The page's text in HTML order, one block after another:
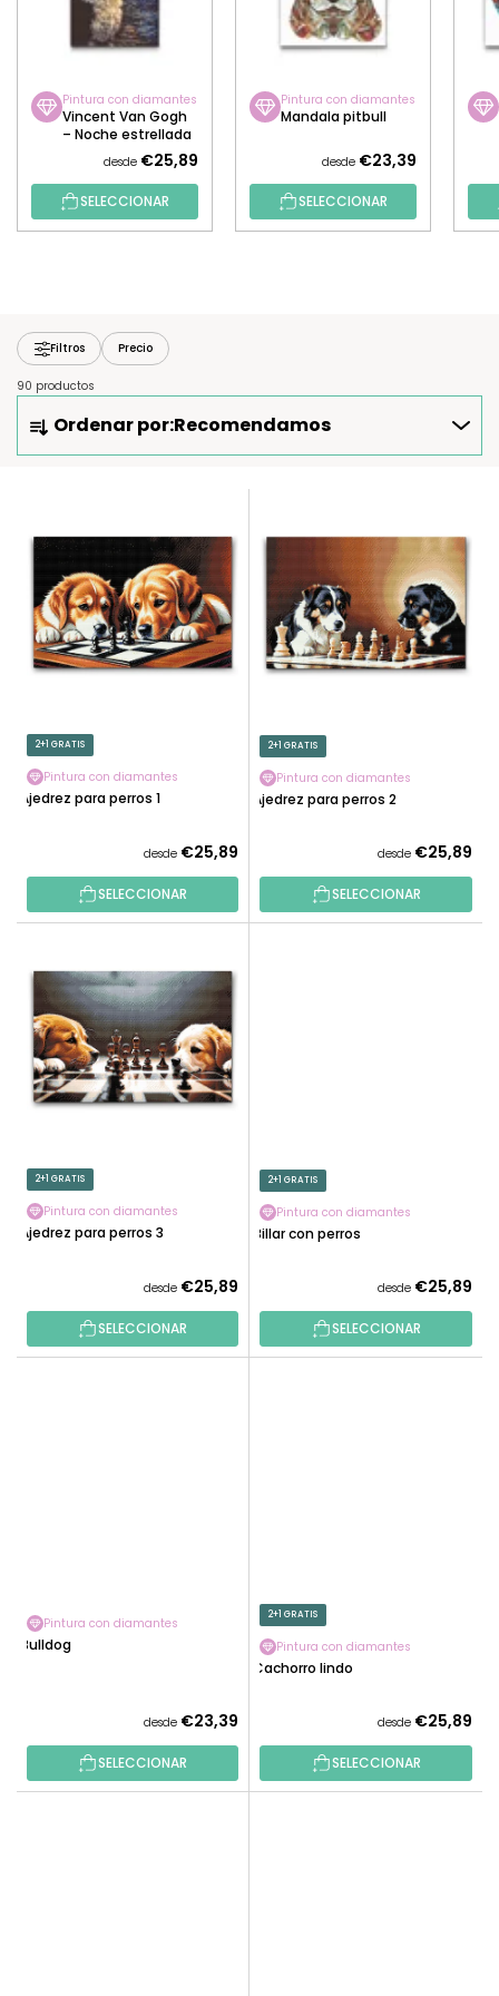
Pintura con diamantes
Vincent Van Gogh
– Noche estrellada
y el border collie
desde €25,89
SELECCIONAR
Pintura con diamantes
Mandala pitbull
desde €23,39
SELECCIONAR
Filtros Precio
90 productos
D
C
T
O
S
Ordenar por:Recomendamos
O
D
U
O
2+1 GRATIS
Pintura con diamantes
Ajedrez para perros 1
desde €25,89
SELECCIONAR
2+1 GRATIS
Pintura con diamantes
Ajedrez para perros 2
desde €25,89
SELECCIONAR
2+1 GRATIS
Pintura con diamantes
Ajedrez para perros 3
desde €25,89
SELECCIONAR
2+1 GRATIS
Pintura con diamantes
Billar con perros
desde €25,89
SELECCIONAR
Pintura con diamantes
Bulldog
desde €23,39
SELECCIONAR
2+1 GRATIS
Pintura con diamantes
Cachorro lindo
desde €25,89
SELECCIONAR